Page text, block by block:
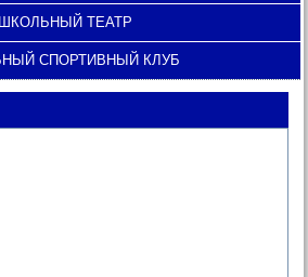
ШКОЛЬНЫЙ ТЕАТР
СПОРТИВНЫЙ КЛУБ